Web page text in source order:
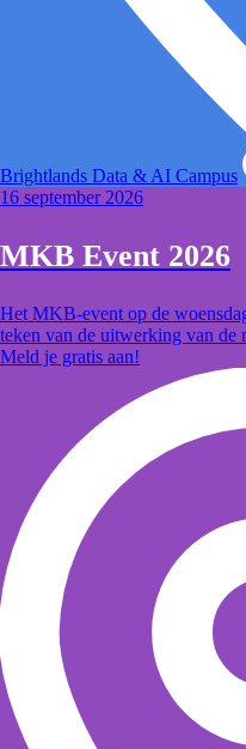
Brightlands Data & AI Campus
16 september 2026
MKB Event 2026
Het MKB-event op de
teken van de uitwerking van
Meld je gratis aan!